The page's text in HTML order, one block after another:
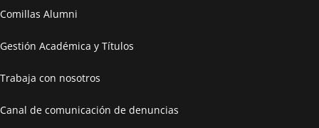
Comillas Alumni
Gestión Académica y Títulos
Trabaja con nosotros
Canal de comunicación de denuncias